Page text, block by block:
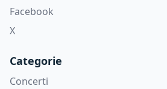
Facebook
X
Categorie
Concerti